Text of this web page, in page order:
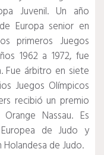
Juvenil. Un año
Europa senior en
primeros Juegos
1962 a 1972, fue
Fue árbitro en siete
Juegos Olímpicos
recibió un premio
Nassau. Es
de Judo y
de Judo.